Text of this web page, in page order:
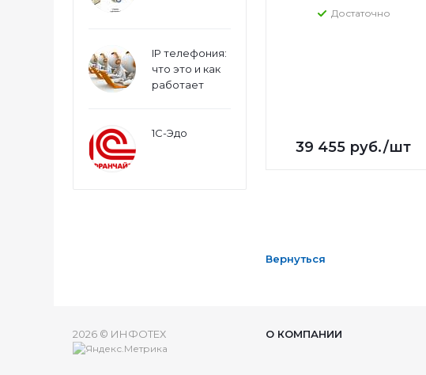
IP телефония:
что это и как
работает
1С-Эдо
Достаточно
39 455руб./шт
Вернуться
2026 © ИНФОТЕХ О КОМПАНИИ